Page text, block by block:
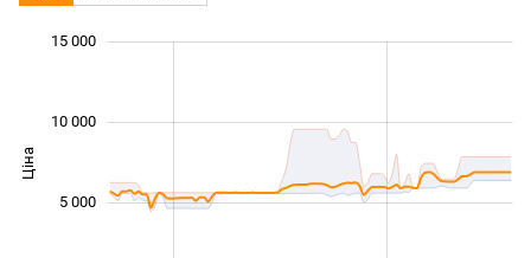
Ціна
15 000
10 000
5 000